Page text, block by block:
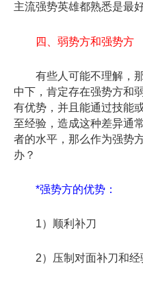
主流强势英雄都熟悉是最
四、弱势方和强势方
有些人可能不理解，那
中下，肯定存在强势方和
有优势，并且能通过技能
至经验，造成这种差异通
者的水平，那么作为强势
办？
*强势方的优势：
1）顺利补刀
2）压制对面补刀和经